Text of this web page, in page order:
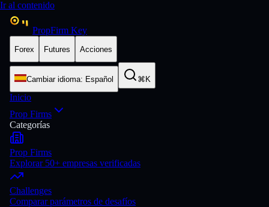
Ir al contenido
PropFirm Key
Forex Futures Acciones
Cambiar idioma: Español ⌘K
Inicio
Prop Firms
Categorías
Prop Firms
Explorar 50+ empresas verificadas
Challenges
Comparar parámetros de desafíos